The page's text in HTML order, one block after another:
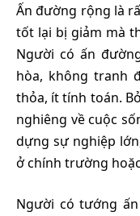
Ấn đường rộng là
tốt lại bị giảm mà
Người có ấn
hòa, không tranh
thỏa, ít tính toán.
nghiêng về cuộc
dựng sự nghiệp
ở chính trường
Người có tướng